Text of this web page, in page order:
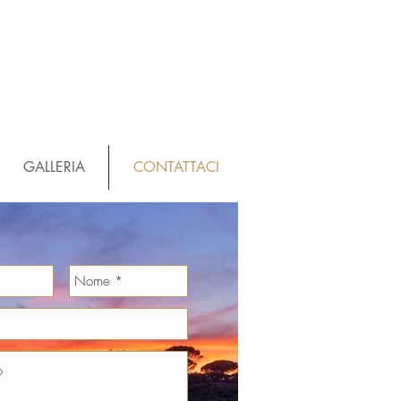
GALLERIA CONTATTACI